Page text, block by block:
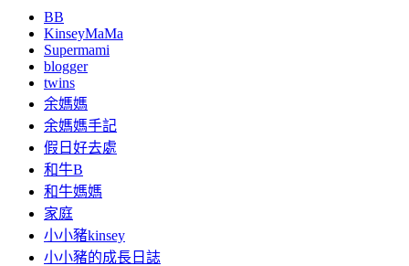
BB
KinseyMaMa
Supermami
blogger
twins
余媽媽
余媽媽手記
假日好去處
和牛B
和牛媽媽
家庭
小小豬kinsey
小小豬的成長日誌